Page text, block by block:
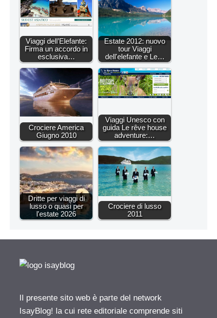
Viaggi dell’Elefante:
Firma un accordo in
esclusiva…
Estate 2012: nuovo
tour Viaggi
dell'elefante e Le…
Crociere America
Giugno 2010
Viaggi Unesco con
guida Le rêve house
adventure:…
Dritte per viaggi di
lusso o quasi per
l'estate 2026
Crociere di lusso
2011
Il presente sito web è parte del network
IsayBlog! la cui rete editoriale comprende siti